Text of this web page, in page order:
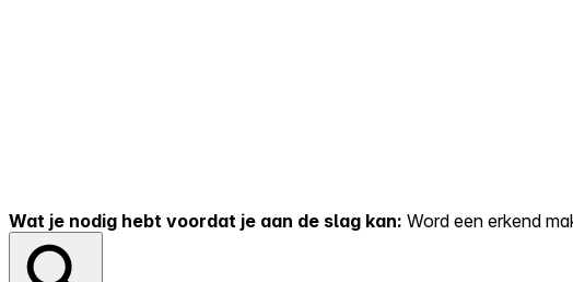
Wat je nodig hebt voordat je aan de slag kan: Word een erkend